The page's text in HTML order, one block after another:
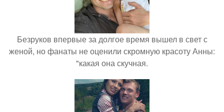
Безруков впервые за долгое время вышел в свет с
женой, но фанаты не оценили скромную красоту Анны:
"какая она скучная.